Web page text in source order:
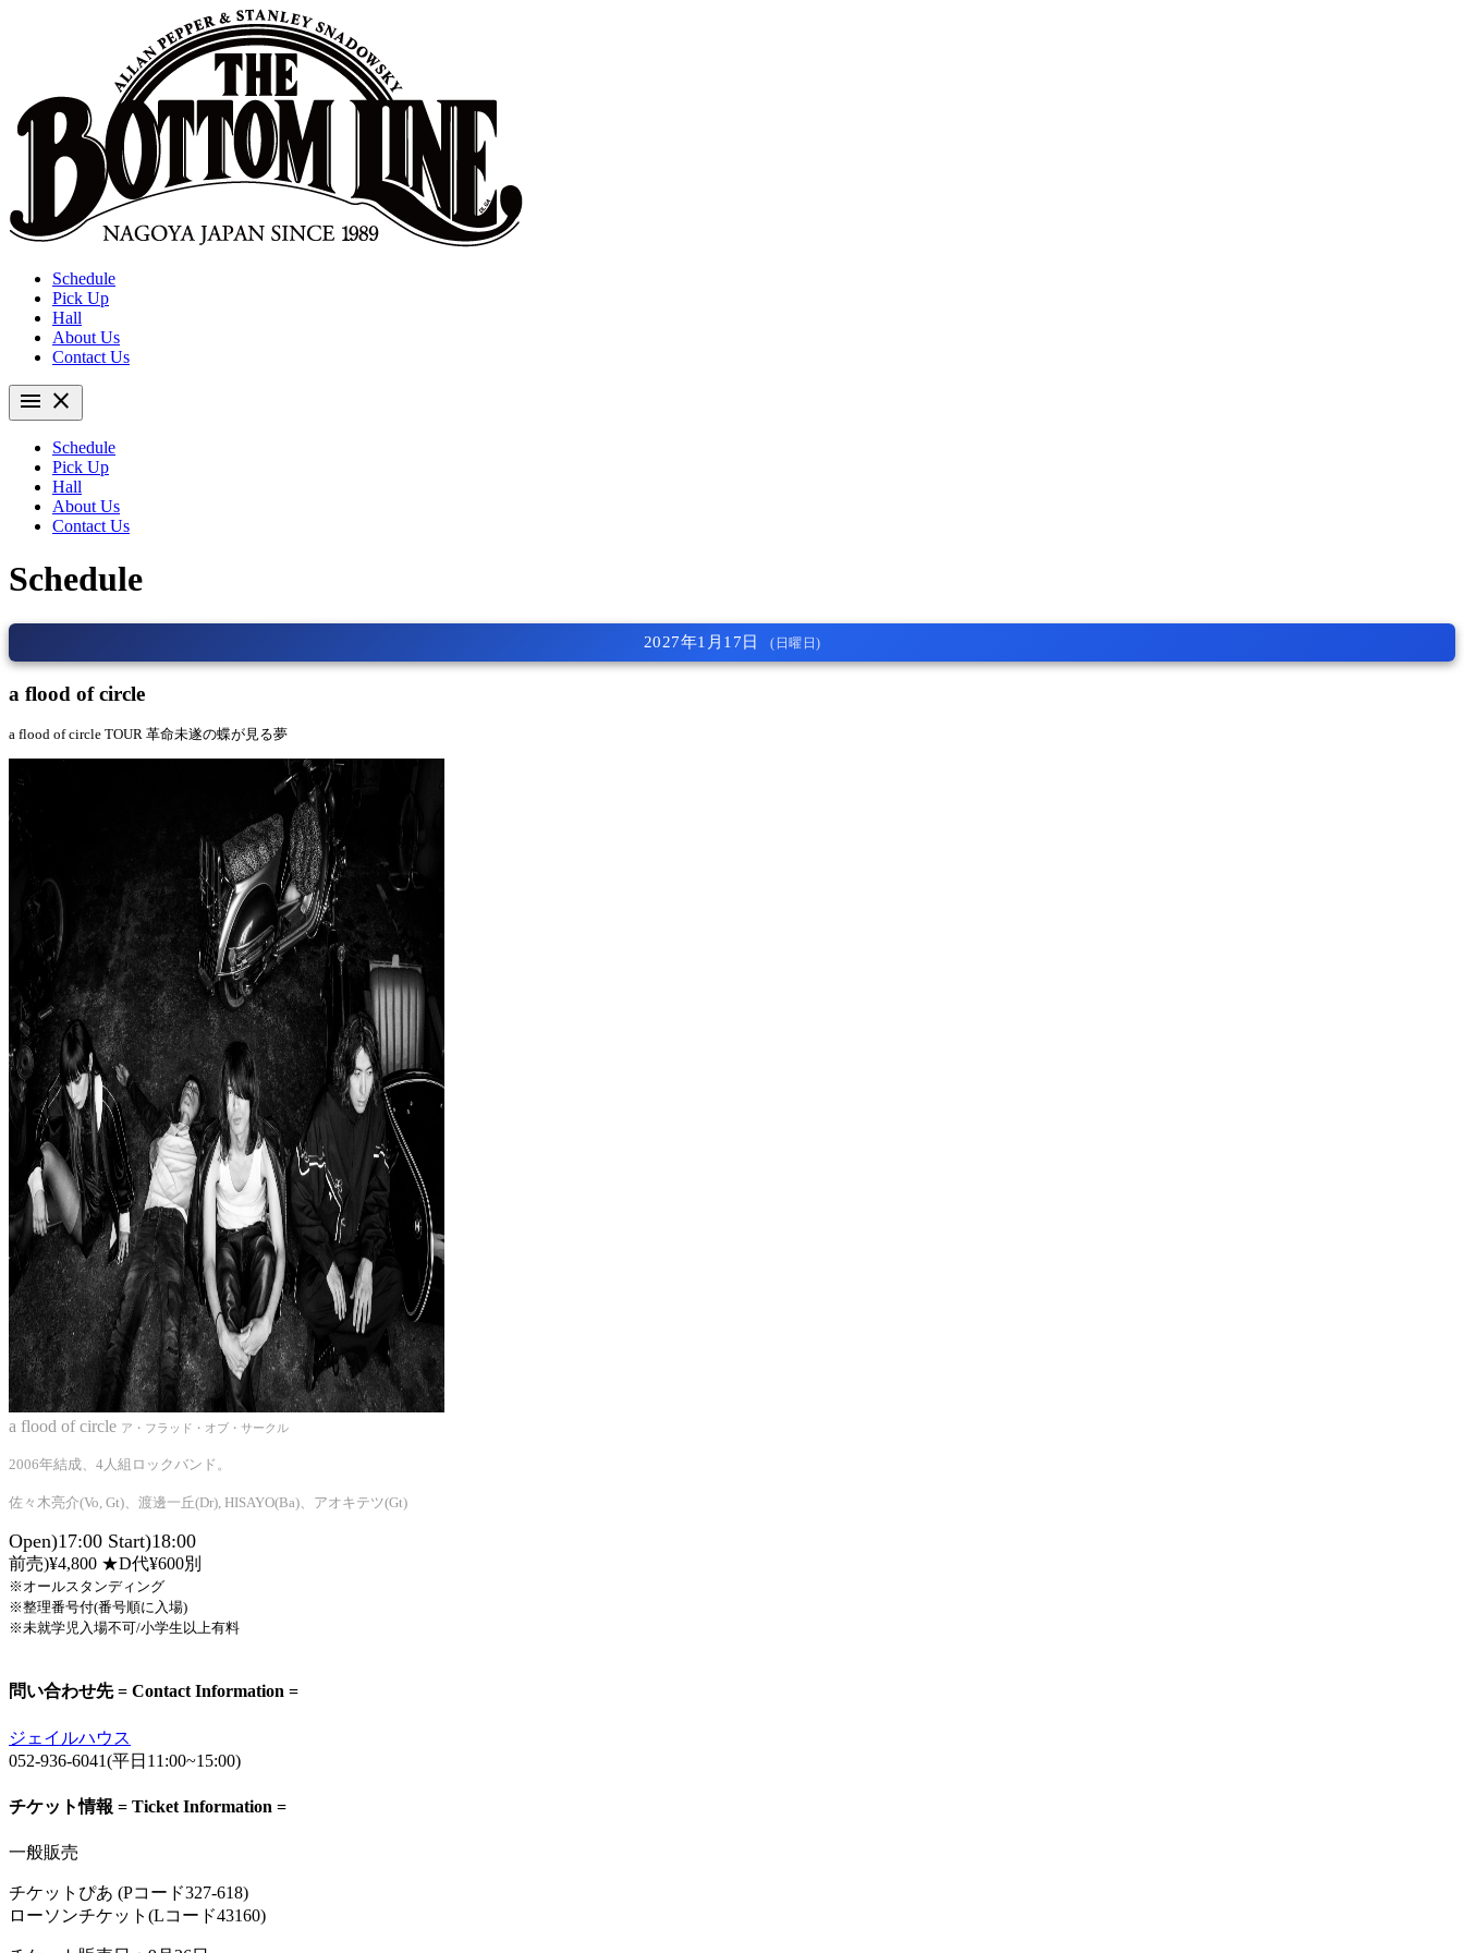
Schedule
Pick Up
Hall
About Us
Contact Us
menu close
Schedule
Pick Up
Hall
About Us
Contact Us
Schedule
2027年1月17日 (日曜日)
a flood of circle
a flood of circle TOUR 革命未遂の蝶が見る夢
a flood of circle ア・フラッド・オブ・サークル
2006年結成、4人組ロックバンド。
佐々木亮介(Vo, Gt)、渡邊一丘(Dr), HISAYO(Ba)、アオキテツ(Gt)
Open)17:00 Start)18:00
前売)¥4,800 ★D代¥600別
※オールスタンディング
※整理番号付(番号順に入場)
※未就学児入場不可/小学生以上有料
問い合わせ先 = Contact Information =
ジェイルハウス
052-936-6041(平日11:00~15:00)
チケット情報 = Ticket Information =
一般販売
チケットぴあ (Pコード327-618)
ローソンチケット(Lコード43160)